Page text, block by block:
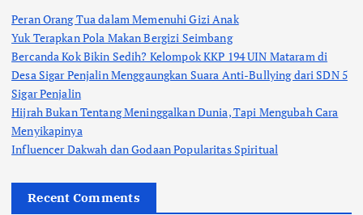
Peran Orang Tua dalam Memenuhi Gizi Anak
Yuk Terapkan Pola Makan Bergizi Seimbang
Bercanda Kok Bikin Sedih? Kelompok KKP 194 UIN Mataram di
Desa Sigar Penjalin Menggaungkan Suara Anti-Bullying dari SDN 5
Sigar Penjalin
Hijrah Bukan Tentang Meninggalkan Dunia, Tapi Mengubah Cara
Menyikapinya
Influencer Dakwah dan Godaan Popularitas Spiritual
Recent Comments